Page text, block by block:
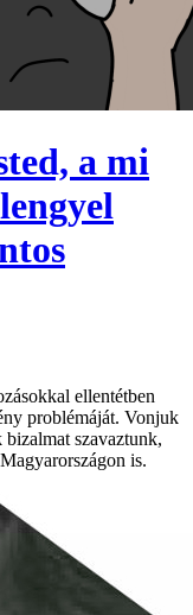
a mi
ellentétben
problémáját. Vonjuk
szavaztunk,
is.